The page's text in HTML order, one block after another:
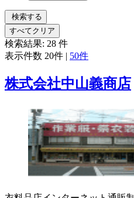
検索する
すべてクリア
検索結果: 28 件
表示件数 20件 | 50件
株式会社中山義商店